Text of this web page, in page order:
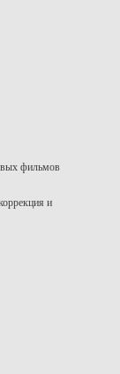
фильмов
и